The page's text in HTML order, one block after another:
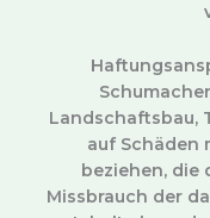
Landschaftsbau,
auf Schäden
beziehen, die
Missbrauch der